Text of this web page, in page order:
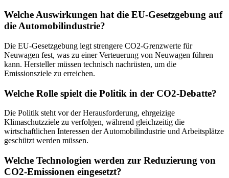
Welche Auswirkungen hat die EU-Gesetzgebung auf
die Automobilindustrie?
Die EU-Gesetzgebung legt strengere CO2-Grenzwerte für
Neuwagen fest, was zu einer Verteuerung von Neuwagen führen
kann. Hersteller müssen technisch nachrüsten, um die
Emissionsziele zu erreichen.
Welche Rolle spielt die Politik in der CO2-Debatte?
Die Politik steht vor der Herausforderung, ehrgeizige
Klimaschutzziele zu verfolgen, während gleichzeitig die
wirtschaftlichen Interessen der Automobilindustrie und Arbeitsplätze
geschützt werden müssen.
Welche Technologien werden zur Reduzierung von
CO2-Emissionen eingesetzt?